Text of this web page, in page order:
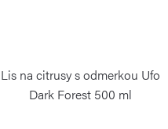
Lis na citrusy s odmerkou Ufo
Dark Forest 500 ml